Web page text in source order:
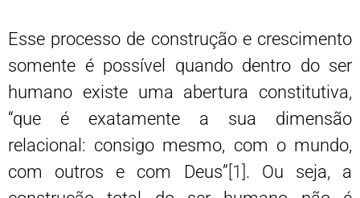
Esse processo de construção e crescimento
somente é possível quando dentro do ser
humano existe uma abertura constitutiva,
“que é exatamente a sua dimensão
relacional: consigo mesmo, com o mundo,
com outros e com Deus” [1]. Ou seja, a